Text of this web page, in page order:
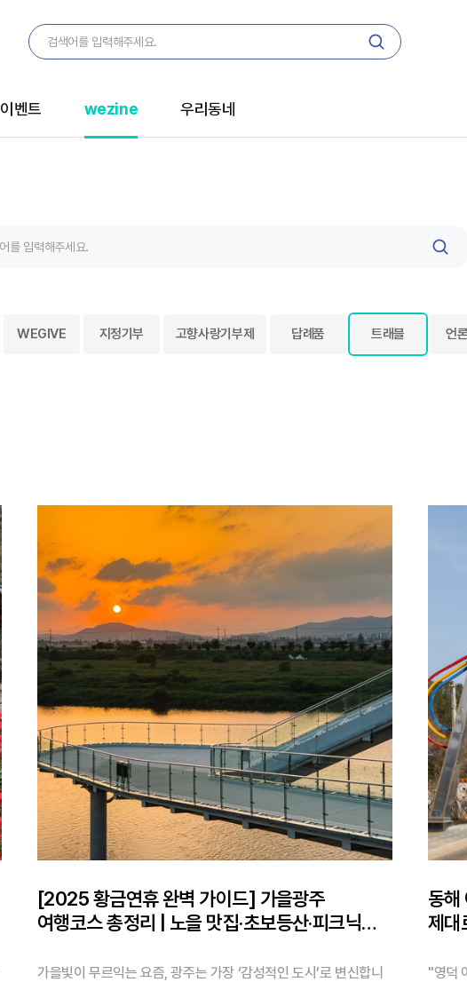
이벤트 wezine 우리동네
검
WEGIVE 지정기부 고향사랑기부제 답례품 트래블 언
[2025 황금연휴 완벽 가이드] 가을광주
여행코스 총정리 | 노을 맛집·초보등산·피크닉
가을빛이 무르익는 요즘, 광주는 가장 ‘감성적인 도시’로 변신합니
동해
제대
"영덕